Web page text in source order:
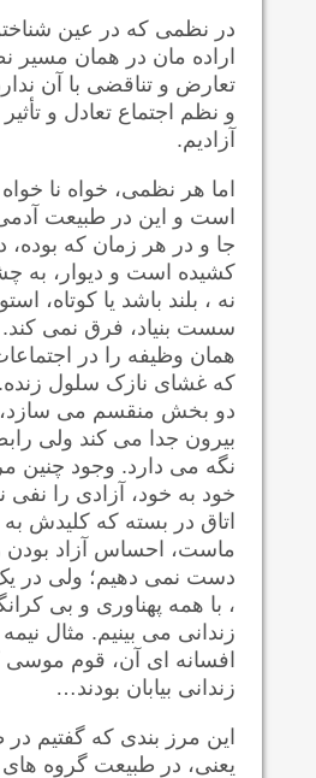
در نظمی که در عین
اراده مان در همان مسیر
تعارض و تناقضی با آن
و نظم اجتماع تعادل و
آزادیم.
اما هر نظمی، خواه نا
است و این در طبیعت
جا و در هر زمان که بوده،
کشیده است و دیوار، به
نه ، بلند باشد یا کوتاه،
سست بنیاد، فرق نمی
همان وظیفه را در
که غشای نازک سلول زنده.
دو بخش منقسم می سازد،
بیرون جدا می کند ولی
نگه می دارد. وجود چنین
خود به خود، آزادی را
اتاق در بسته که کلیدش
ماست، احساس آزاد بودن
دست نمی دهیم؛ ولی در یک
، با همه پهناوری و بی
زندانی می بینیم. مثال
افسانه ای آن، قوم
زندانی بیابان بودند…
این مرز بندی که گفتیم
یعنی، در طبیعت گروه